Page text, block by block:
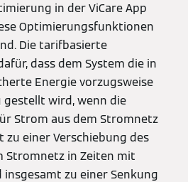
in der ViCare App
Optimierungsfunktionen
Die tarifbasierte
dass dem System die in
Energie vorzugsweise
wird, wenn die
Strom aus dem Stromnetz
zu einer Verschiebung des
Stromnetz in Zeiten mit
zu einer Senkung